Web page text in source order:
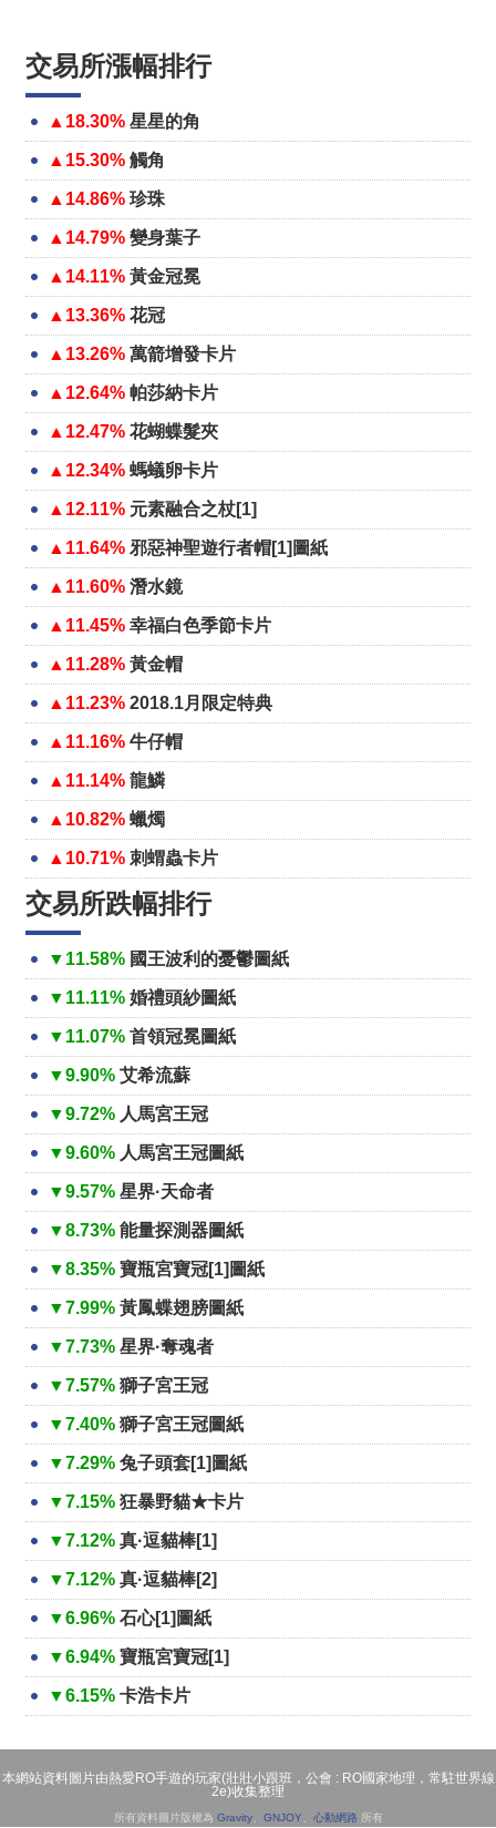
交易所漲幅排行
▲18.30% 星星的角
▲15.30% 觸角
▲14.86% 珍珠
▲14.79% 變身葉子
▲14.11% 黃金冠冕
▲13.36% 花冠
▲13.26% 萬箭增發卡片
▲12.64% 帕莎納卡片
▲12.47% 花蝴蝶髮夾
▲12.34% 螞蟻卵卡片
▲12.11% 元素融合之杖[1]
▲11.64% 邪惡神聖遊行者帽[1]圖紙
▲11.60% 潛水鏡
▲11.45% 幸福白色季節卡片
▲11.28% 黃金帽
▲11.23% 2018.1月限定特典
▲11.16% 牛仔帽
▲11.14% 龍鱗
▲10.82% 蠟燭
▲10.71% 刺蝟蟲卡片
交易所跌幅排行
▼11.58% 國王波利的憂鬱圖紙
▼11.11% 婚禮頭紗圖紙
▼11.07% 首領冠冕圖紙
▼9.90% 艾希流蘇
▼9.72% 人馬宮王冠
▼9.60% 人馬宮王冠圖紙
▼9.57% 星界·天命者
▼8.73% 能量探測器圖紙
▼8.35% 寶瓶宮寶冠[1]圖紙
▼7.99% 黃鳳蝶翅膀圖紙
▼7.73% 星界·奪魂者
▼7.57% 獅子宮王冠
▼7.40% 獅子宮王冠圖紙
▼7.29% 兔子頭套[1]圖紙
▼7.15% 狂暴野貓★卡片
▼7.12% 真·逗貓棒[1]
▼7.12% 真·逗貓棒[2]
▼6.96% 石心[1]圖紙
▼6.94% 寶瓶宮寶冠[1]
▼6.15% 卡浩卡片
本網站資料圖片由熱愛RO手遊的玩家(壯壯小跟班，公會 : RO國家地理，常駐世界線
2e)收集整理
所有資料圖片版權為 Gravity、 GNJOY 心動網路所有